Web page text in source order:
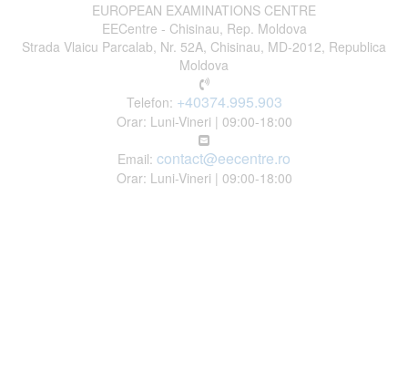
EUROPEAN EXAMINATIONS CENTRE
EECentre - Chisinau, Rep. Moldova
Strada Vlaicu Parcalab, Nr. 52A, Chisinau, MD-2012, Republica
Moldova
Telefon: +40374.995.903
Orar: Luni-Vineri | 09:00-18:00
Email: contact@eecentre.ro
Orar: Luni-Vineri | 09:00-18:00